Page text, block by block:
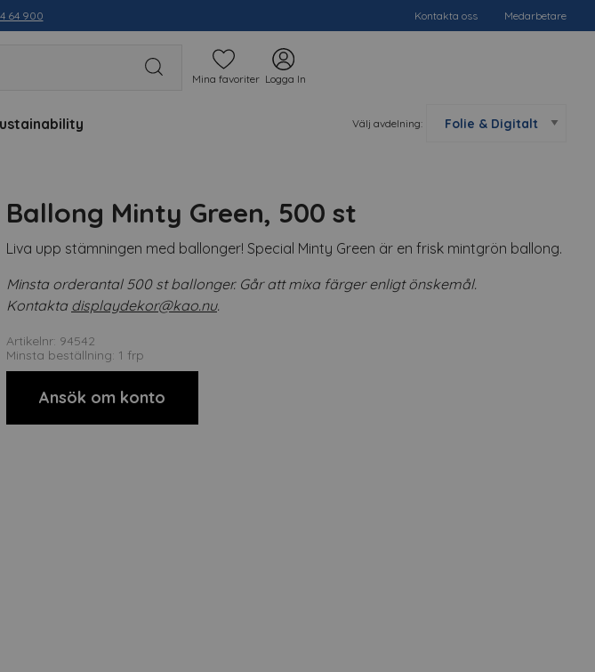
Kontakta oss Medarbetare
64 900
Mina favoriter Logga In
Välj avdelning:
Ballong Minty Green, 500 st
Liva upp stämningen med ballonger! Special Minty Green är en frisk mintgrön ballong.
Minsta orderantal 500 st ballonger. Går att mixa färger enligt önskemål.
Kontakta displaydekor@kao.nu.
Artikelnr: 94542
Minsta beställning: 1 frp
Ansök om konto